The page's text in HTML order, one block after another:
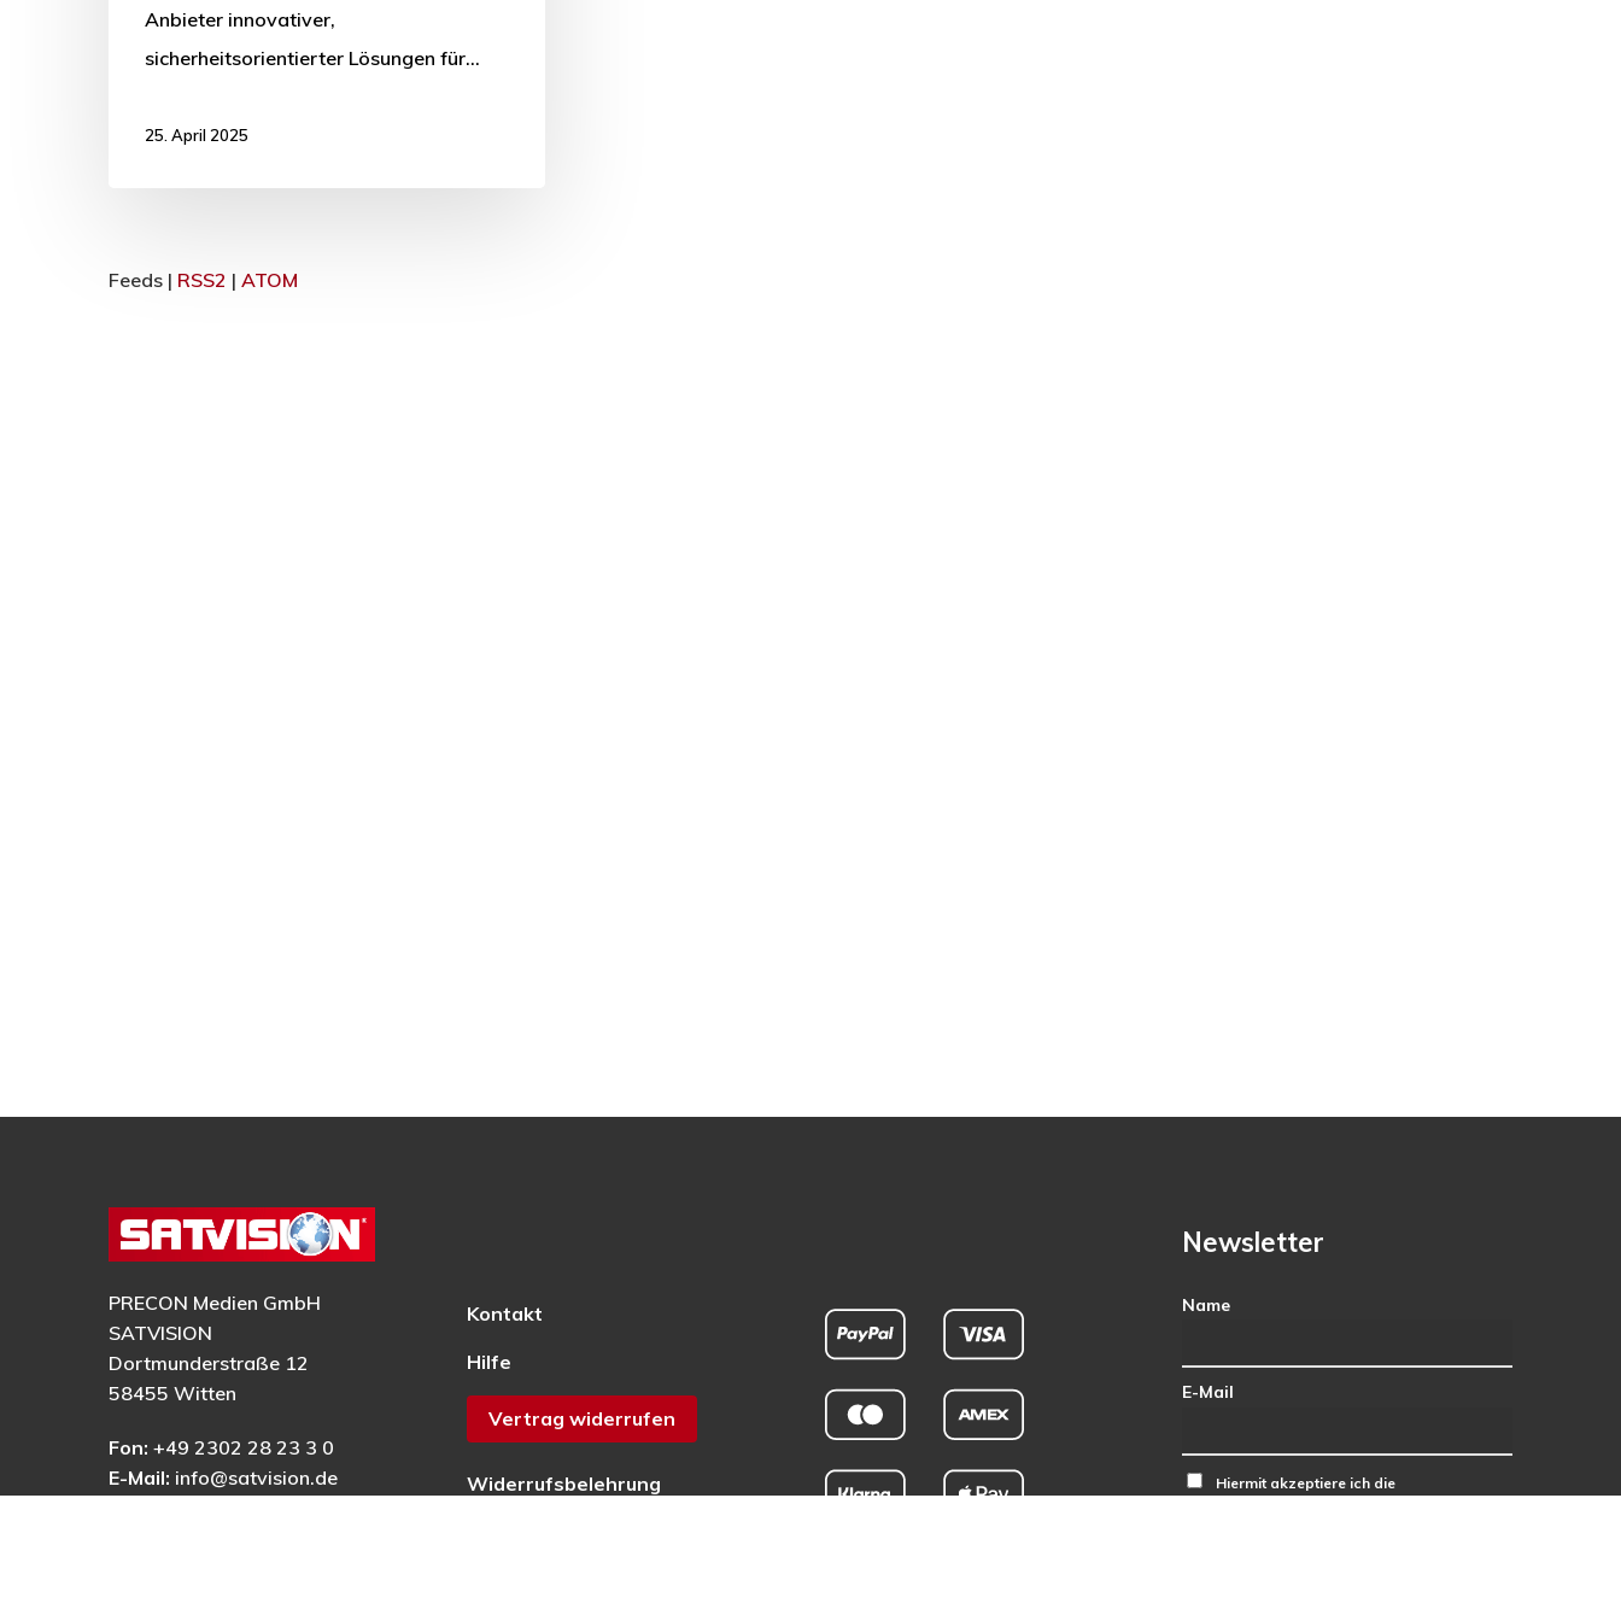
Anbieter innovativer,
sicherheitsorientierter Lösungen für…
25. April 2025
Feeds | RSS2 | ATOM
PRECON Medien GmbH
SATVISION
Dortmunderstraße 12
58455 Witten
Fon: +49 2302 28 23 3 0
E-Mail: info@satvision.de
Kontakt
Hilfe
Vertrag widerrufen
Widerrufsbelehrung
Newsletter
Name
E-Mail
Hiermit akzeptiere ich die